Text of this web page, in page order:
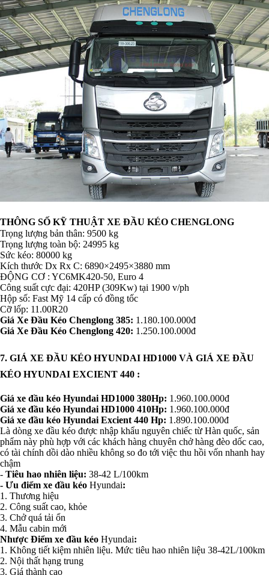
THÔNG SỐ KỸ THUẬT XE ĐẦU KÉO CHENGLONG
Trọng lượng bản thân: 9500 kg
Trọng lượng toàn bộ: 24995 kg
Sức kéo: 80000 kg
Kích thước Dx Rx C: 6890×2495×3880 mm
ĐỘNG CƠ : YC6MK420-50, Euro 4
Công suất cực đại: 420HP (309Kw) tại 1900 v/ph
Hộp số: Fast Mỹ 14 cấp có đồng tốc
Cỡ lốp: 11.00R20
Giá Xe Đầu Kéo Chenglong 385: 1.180.100.000đ
Giá Xe Đầu Kéo Chenglong 420: 1.250.100.000đ
7. GIÁ XE ĐẦU KÉO HYUNDAI HD1000 VÀ GIÁ XE ĐẦU
KÉO HYUNDAI EXCIENT 440 :
Giá xe đầu kéo Hyundai HD1000 380Hp: 1.960.100.000đ
Giá xe đầu kéo Hyundai HD1000 410Hp: 1.960.100.000đ
Giá xe đầu kéo Hyundai Excient 440 Hp: 1.890.100.000đ
Là dòng xe đầu kéo được nhập khẩu nguyên chiếc từ Hàn quốc, sản
phẩm này phù hợp với các khách hàng chuyên chở hàng đèo dốc cao,
có tài chính dồi dào nhiều không so đo tới việc thu hồi vốn nhanh hay
chậm
- Tiêu hao nhiên liệu: 38-42 L/100km
- Ưu điểm xe đầu kéo Hyundai:
1. Thương hiệu
2. Công suất cao, khỏe
3. Chở quá tải ổn
4. Mẫu cabin mới
Nhược Điểm xe đầu kéo Hyundai:
1. Không tiết kiệm nhiên liệu. Mức tiêu hao nhiên liệu 38-42L/100km
2. Nội thất hạng trung
3. Giá thành cao